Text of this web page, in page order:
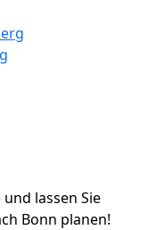
lassen Sie
Bonn planen!